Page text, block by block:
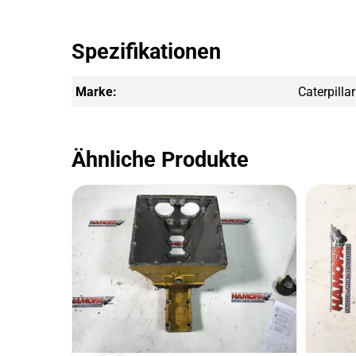
Spezifikationen
Marke: Caterpillar
Ähnliche Produkte